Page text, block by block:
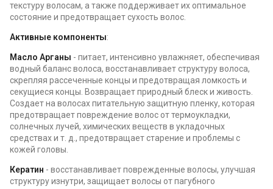
текстуру волосам, а также поддерживает их оптимальное
состояние и предотвращает сухость волос.
Активные компоненты:
Масло Арганы - питает, интенсивно увлажняет, обеспечивая
водный баланс волоса, восстанавливает структуру волоса,
скрепляя рассеченные концы и предотвращая ломкость и
секущиеся концы. Возвращает природный блеск и живость.
Создает на волосах питательную защитную пленку, которая
предотвращает повреждение волос от термоукладки,
солнечных лучей, химических веществ в укладочных
средствах и т. д., предотвращает старение и проблемы с
кожей головы.
Кератин - восстанавливает поврежденные волосы, улучшая
структуру изнутри, защищает волосы от пагубного